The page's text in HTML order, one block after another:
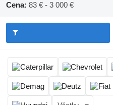
Cena: 83 € - 3 000 €